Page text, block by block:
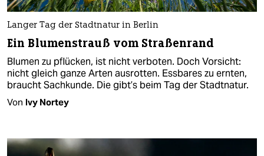
Langer Tag der Stadtnatur in Berlin
Ein Blumenstrauß vom Straßenrand
Blumen zu pflücken, ist nicht verboten. Doch Vorsicht:
nicht gleich ganze Arten ausrotten. Essbares zu ernten,
braucht Sachkunde. Die gibt’s beim Tag der Stadtnatur.
Von Ivy Nortey